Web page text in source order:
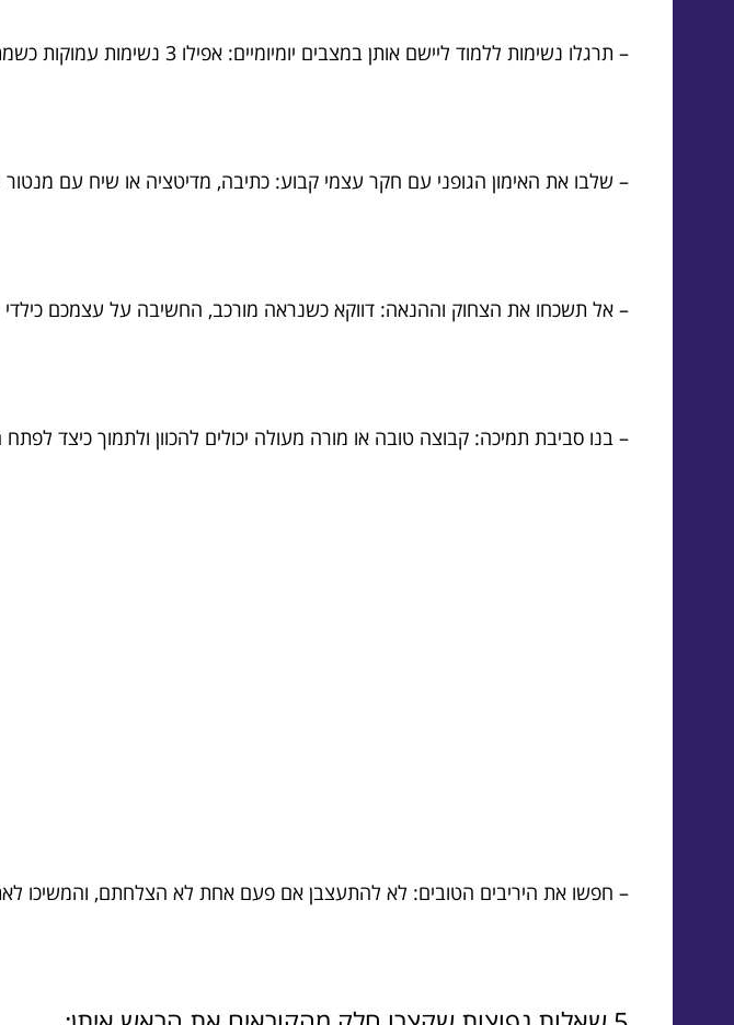
– תרגלו נשימות ללמוד ליישם אותן במצבים יומיומיים: אפילו 3 נשימות עמוקות כשמתחילים להרגיש לחץ – עושים פלאים.
– שלבו את האימון הגופני עם חקר עצמי קבוע: כתיבה, מדיטציה או שיח עם
– אל תשכחו את הצחוק וההנאה: דווקא כשנראה מורכב, החשיבה על עצמכם כילדי
– בנו סביבת תמיכה: קבוצה טובה או מורה מעולה יכולים להכוון ולתמוך כיצד
– חפשו את היריבים הטובים: לא להתעצבן אם פעם אחת לא הצלחתם, והמשיכו